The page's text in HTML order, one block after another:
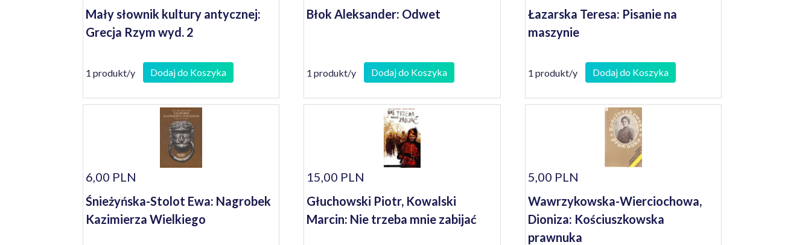
Mały słownik kultury antycznej:
Grecja Rzym wyd. 2
1 produkt/y Dodaj do Koszyka
Błok Aleksander: Odwet
1 produkt/y Dodaj do Koszyka
Łazarska Teresa: Pisanie na
maszynie
1 produkt/y Dodaj do Koszyka
6,00 PLN
Śnieżyńska-Stolot Ewa: Nagrobek
Kazimierza Wielkiego
15,00 PLN
Głuchowski Piotr, Kowalski
Marcin: Nie trzeba mnie zabijać
5,00 PLN
Wawrzykowska-Wierciochowa,
Dioniza: Kościuszkowska
prawnuka